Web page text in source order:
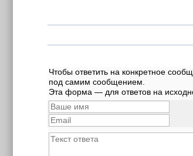
Чтобы ответить на конкретное
под самим сообщением.
Эта форма — для ответов на